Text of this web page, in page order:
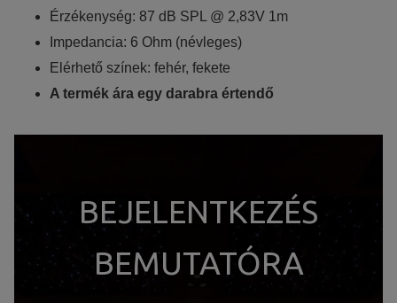
Érzékenység: 87 dB SPL @ 2,83V 1m
Impedancia: 6 Ohm (névleges)
Elérhető színek: fehér, fekete
A termék ára egy darabra értendő
BEJELENTKEZÉS
BEMUTATÓRA